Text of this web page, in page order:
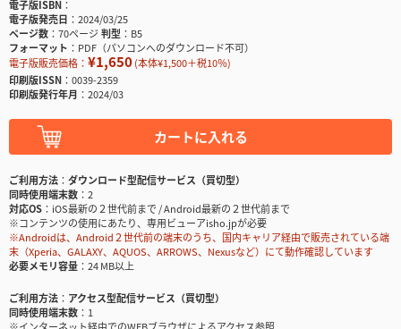
電子版ISBN
電子版発売日
2024/03/25
ページ数
70ページ判型
B5
フォーマット
PDF（パソコンへのダウンロード不可）
電子版販売価格： ¥1,650(本体¥1,500＋税10％)
印刷版ISSN
0039-2359
印刷版発行年月
2024/03
カートに入れる
ご利用方法
ダウンロード型配信サービス（買切型）
同時使用端末数
2
対応OS
iOS最新の２世代前まで / Android最新の２世代前まで
※コンテンツの使用にあたり、専用ビューアisho.jpが必要
※Androidは、Android２世代前の端末のうち、国内キャリア経由で販売されている端
末（Xperia、GALAXY、AQUOS、ARROWS、Nexusなど）にて動作確認しています
必要メモリ容量
24 MB以上
ご利用方法
アクセス型配信サービス（買切型）
同時使用端末数
1